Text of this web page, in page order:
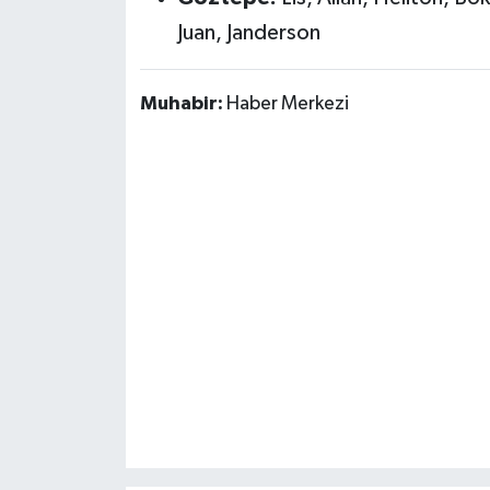
Juan, Janderson
Muhabir: Haber Merkezi